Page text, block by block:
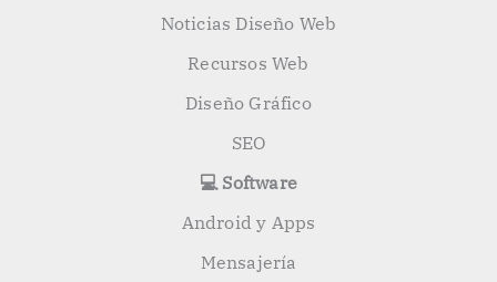
Noticias Diseño Web
Recursos Web
Diseño Gráfico
SEO
💻 Software
Android y Apps
Mensajería